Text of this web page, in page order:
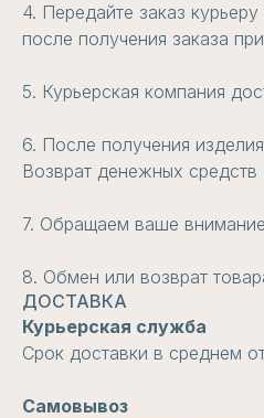
4. Передайте заказ
после получения заказа
5. Курьерская компания
6. После получения
Возврат денежных
7. Обращаем ваше
8. Обмен или возврат
ДОСТАВКА
Курьерская служба
Срок доставки в среднем
Самовывоз